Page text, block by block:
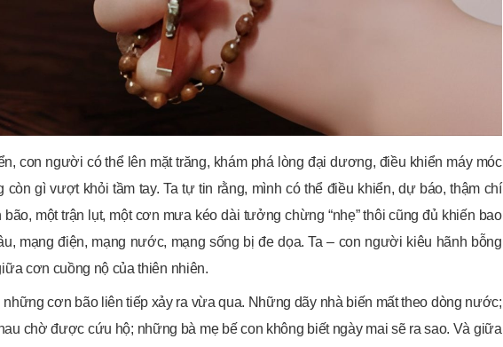
con người có thể lên mặt trăng, khám phá lòng đại dương, điều khiển máy móc
còn gì vượt khỏi tầm tay. Ta tự tin rằng, mình có thể điều khiển, dự báo, thậm chí
một trận lụt, một cơn mưa kéo dài tưởng chừng “nhẹ” thôi cũng đủ khiến bao
mạng điện, mạng nước, mạng sống bị đe dọa. Ta – con người kiêu hãnh bỗng
cơn cuồng nộ của thiên nhiên.
cơn bão liên tiếp xảy ra vừa qua. Những dãy nhà biến mất theo dòng nước;
chờ được cứu hộ; những bà mẹ bế con không biết ngày mai sẽ ra sao. Và giữa